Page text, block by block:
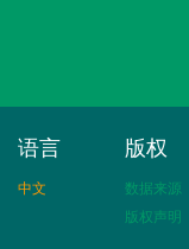
语言
中文
版权
数据来源
版权声明